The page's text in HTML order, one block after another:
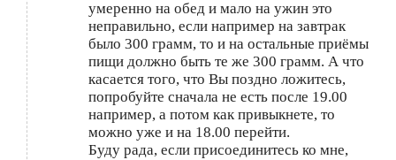
умеренно на обед и мало на ужин это
неправильно, если например на завтрак
было 300 грамм, то и на остальные приёмы
пищи должно быть те же 300 грамм. А что
касается того, что Вы поздно ложитесь,
попробуйте сначала не есть после 19.00
например, а потом как привыкнете, то
можно уже и на 18.00 перейти.
Буду рада, если присоединитесь ко мне,